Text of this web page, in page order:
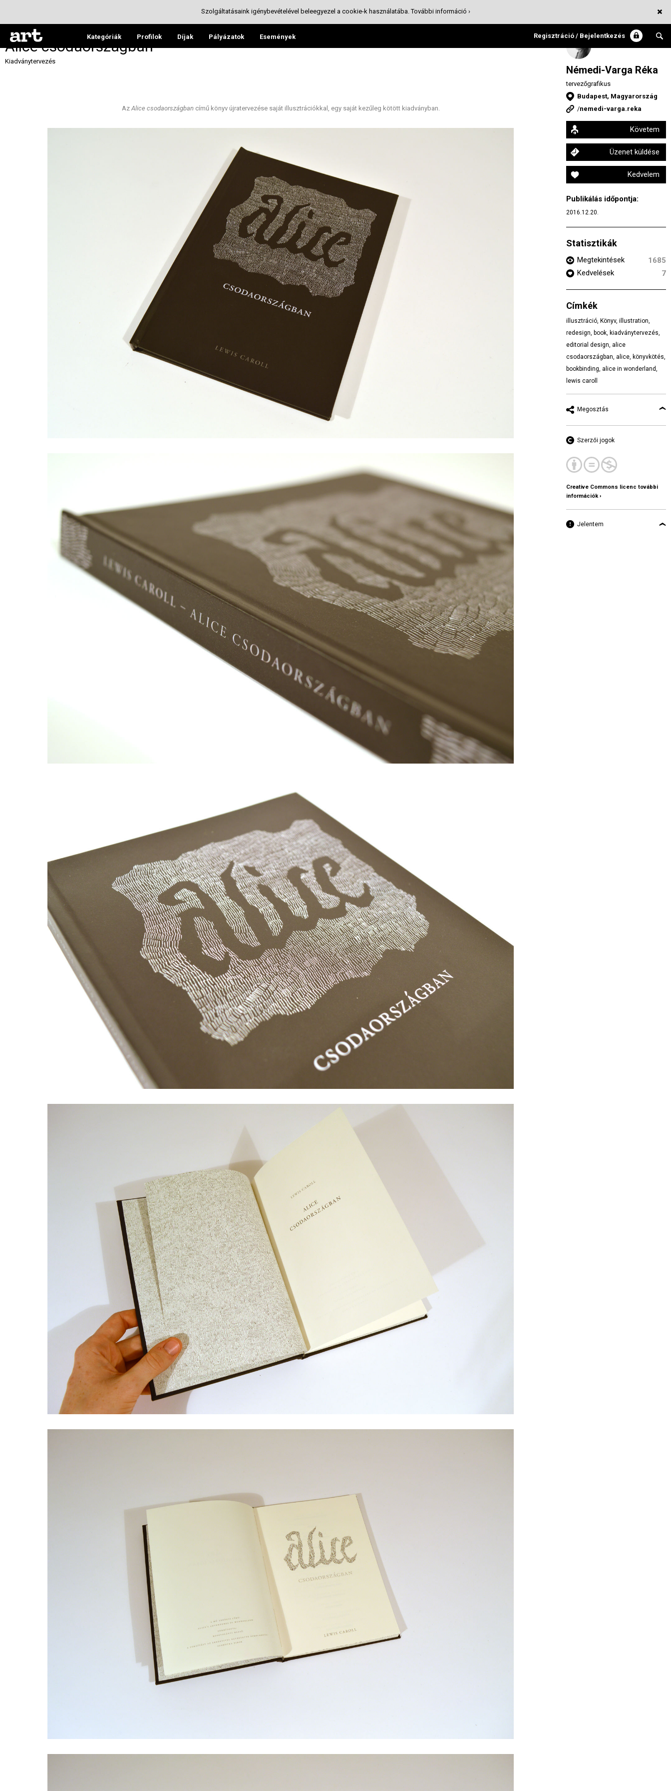
Kategóriák Profilok Díjak Pályázatok Események Regisztráció / Bejelentkezés
Alice csodaországban
Kiadványtervezés
AzAlice csodaországban című könyv újratervezése saját illusztrációkkal, egy saját kezűleg kötött kiadványban.
Némedi-Varga Réka
tervezőgrafikus
Budapest, Magyarország
/nemedi-varga.reka
Követem
Üzenet küldése
Kedvelem
Publikálás időpontja:
2016.12.20.
Statisztikák
Megtekintések
1685
Kedvelések
7
Címkék
illusztráció, Könyv, illustration,
redesign, book, kiadványtervezés,
editorial design, alice
csodaországban, alice, könyvkötés,
bookbinding, alice in wonderland,
lewis caroll
Megosztás
Szerzői jogok
Creative Commons licenc további
információk ›
Jelentem
Szolgáltatásaink igénybevételével beleegyezel a cookie-k használatába.További információ ›